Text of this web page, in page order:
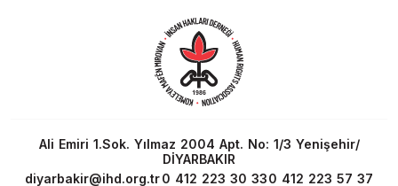
Ali Emiri 1.Sok. Yılmaz 2004 Apt. No: 1/3 Yenişehir/
DİYARBAKIR
diyarbakir@ihd.org.tr0 412 223 30 330 412 223 57 37